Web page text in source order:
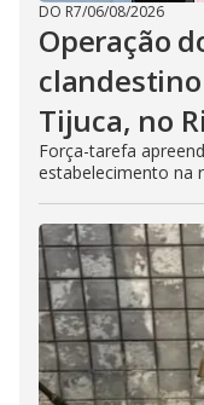
DO R7/06/08/2026
Operação
Tijuca, no
Força-tarefa
estabelecimento na